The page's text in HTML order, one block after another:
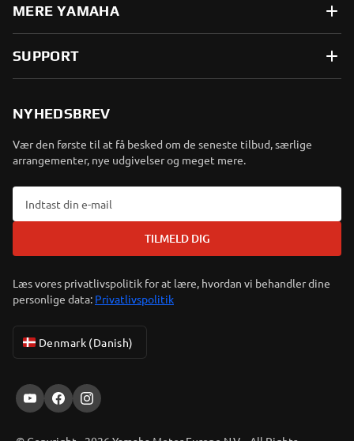
MERE YAMAHA
SUPPORT
NYHEDSBREV
Vær den første til at få besked om de seneste tilbud, særlige
arrangementer, nye udgivelser og meget mere.
TILMELD DIG
Læs vores privatlivspolitik for at lære, hvordan vi behandler dine
personlige data: Privatlivspolitik
Denmark (Danish)